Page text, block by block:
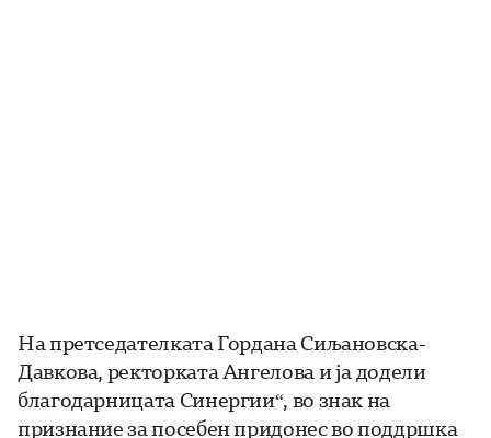
На претседателката Гордана Сиљановска-
Давкова, ректорката Ангелова и ја додели
благодарницата Синергии“, во знак на
признание за посебен придонес во поддршка